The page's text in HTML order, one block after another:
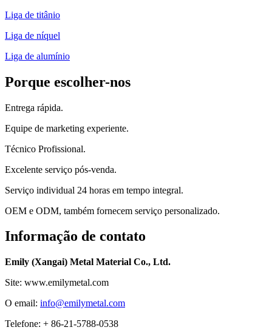
Liga de titânio
Liga de níquel
Liga de alumínio
Porque escolher-nos
Entrega rápida.
Equipe de marketing experiente.
Técnico Profissional.
Excelente serviço pós-venda.
Serviço individual 24 horas em tempo integral.
OEM e ODM, também fornecem serviço personalizado.
Informação de contato
Emily (Xangai) Metal Material Co., Ltd.
Site: www.emilymetal.com
O email: info@emilymetal.com
Telefone: + 86-21-5788-0538